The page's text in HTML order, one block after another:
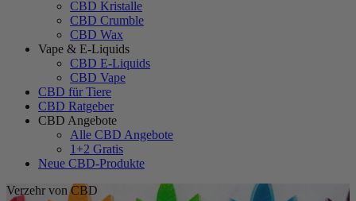
CBD Kristalle
CBD Crumble
CBD Wax
Vape & E-Liquids
CBD E-Liquids
CBD Vape
CBD für Tiere
CBD Ratgeber
CBD Angebote
Alle CBD Angebote
1+2 Gratis
Neue CBD-Produkte
Verzehr von CBD